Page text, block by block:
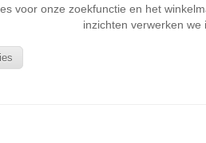
voor onze zoekfunctie en het
inzichten verwerken